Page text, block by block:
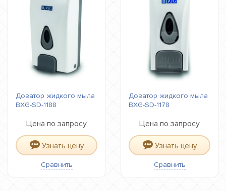
Дозатор жидкого мыла
BXG-SD-1188
Цена по запросу
Узнать цену
Сравнить
Дозатор жидкого мыла
BXG-SD-1178
Цена по запросу
Узнать цену
Сравнить